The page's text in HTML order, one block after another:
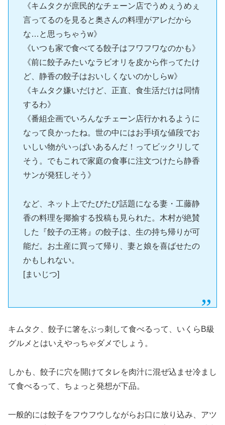
《キムタクが庶民的なチェーン店でうめぇうめぇ
言ってるのを見ると奥さんの料理がアレだから
な…と思っちゃうw》
《いつも家で食べてる餃子はフワフワなのかも》
《前に餃子みたいなラビオリを皮から作ってたけ
ど、静香の餃子はおいしくないのかしらw》
《キムタク嫌いだけど、正直、食生活だけは同情
するわ》
《番組企画でいろんなチェーン店行かれるように
なって良かったね。世の中にはお手頃な値段でお
いしい物がいっぱいあるんだ！ってビックリして
そう。でもこれで家庭の食事に注文つけたら静香
サンが発狂しそう》
など、ネット上でたびたび話題になる妻・工藤静
香の料理を揶揄する投稿も見られた。木村が絶賛
した『餃子の王将』の餃子は、生の持ち帰りが可
能だ。お土産に買って帰り、妻と娘を喜ばせたの
かもしれない。
[まいじつ]
キムタク、餃子に箸をぶっ刺して食べるって、いくらB級
グルメとはいえやっちゃダメでしょう。
しかも、餃子に穴を開けてタレを肉汁に混ぜ込ませ冷まし
て食べるって、ちょっと発想が下品。
一般的には餃子をフウフウしながらお口に放り込み、アツ